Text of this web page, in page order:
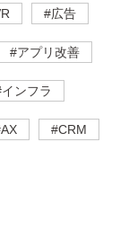
#広告
#アプリ改善
ンフラ
#CRM